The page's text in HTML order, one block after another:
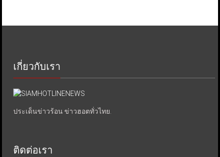
เกี่ยวกับเรา
ประเด็นข่าวร้อน ข่าวฮอตทั่วไทย.
ติดต่อเรา